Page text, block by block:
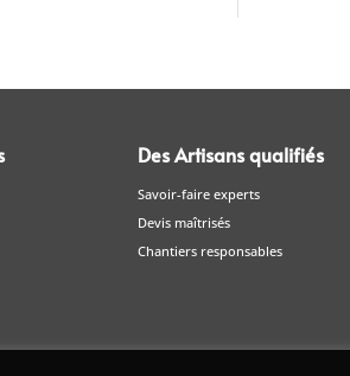
Des Artisans qualifiés
Savoir-faire experts
Devis maîtrisés
Chantiers responsables